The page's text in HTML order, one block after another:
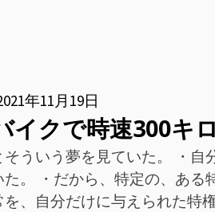
年11月19日
イクで時速300キロ
そういう夢を見ていた。 ・
。 ・だから、特定の、ある
を、自分だけに与えられた特